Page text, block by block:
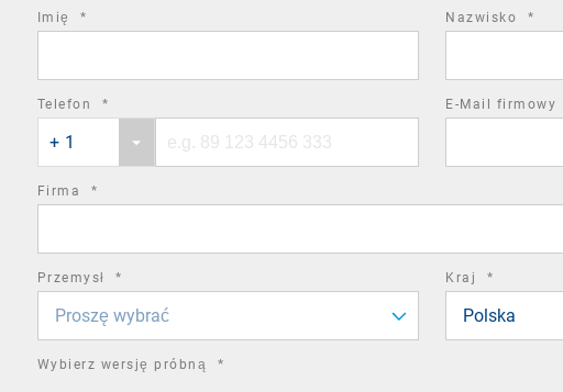
Imię * Nazwisko *
Telefon *
country
code
+ 1
number
E-Mail firmowy
Firma *
Przemysł *
Proszę wybrać
Kraj *
Polska
Wybierz wersję próbną *